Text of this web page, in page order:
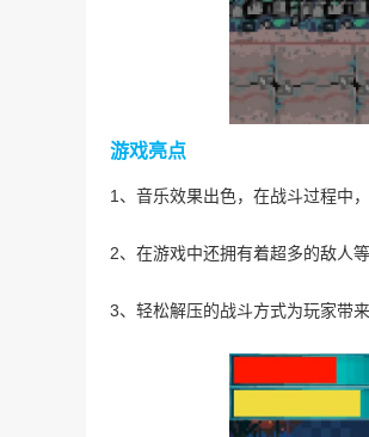
游戏亮点
1、音乐效果出色，在战斗过程中
2、在游戏中还拥有着超多的敌人
3、轻松解压的战斗方式为玩家带